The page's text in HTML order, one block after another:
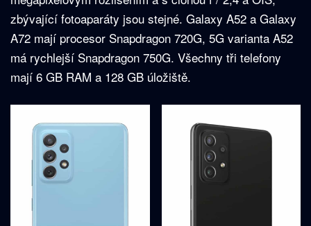
zbývající fotoaparáty jsou stejné. Galaxy A52 a Galaxy
A72 mají procesor Snapdragon 720G, 5G varianta A52
má rychlejší Snapdragon 750G. Všechny tři telefony
mají 6 GB RAM a 128 GB úložiště.